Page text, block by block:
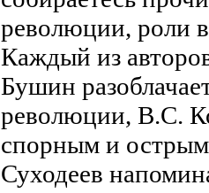
революции, роли
Каждый из
Бушин
революции, B.C.
спорным и
Суходеев